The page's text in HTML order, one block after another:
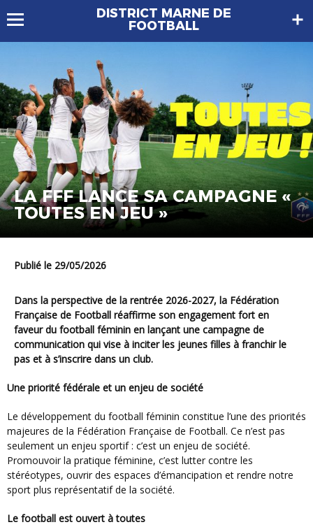
DISTRICT MARNE DE
FOOTBALL
LA FFF LANCE SA CAMPAGNE «
TOUTES EN JEU »
Publié le 29/05/2026
Dans la perspective de la rentrée 2026-2027, la Fédération
Française de Football réaffirme son engagement fort en
faveur du football féminin en lançant une campagne de
communication qui vise à inciter les jeunes filles à franchir le
pas et à s’inscrire dans un club.
Une priorité fédérale et un enjeu de société
Le développement du football féminin constitue l’une des priorités
majeures de la Fédération Française de Football. Ce n’est pas
seulement un enjeu sportif : c’est un enjeu de société.
Promouvoir la pratique féminine, c’est lutter contre les
stéréotypes, ouvrir des espaces d’émancipation et rendre notre
sport plus représentatif de la société.
Le football est ouvert à toutes